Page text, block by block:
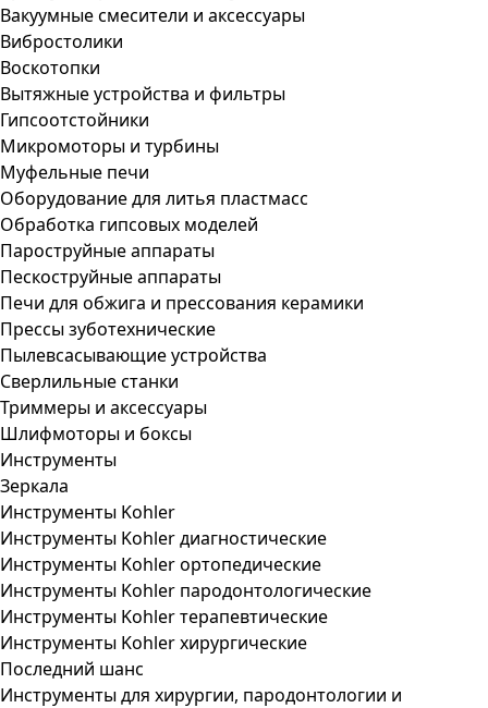
Вакуумные смесители и аксессуары
Вибростолики
Воскотопки
Вытяжные устройства и фильтры
Гипсоотстойники
Микромоторы и турбины
Муфельные печи
Оборудование для литья пластмасс
Обработка гипсовых моделей
Пароструйные аппараты
Пескоструйные аппараты
Печи для обжига и прессования керамики
Прессы зуботехнические
Пылевсасывающие устройства
Сверлильные станки
Триммеры и аксессуары
Шлифмоторы и боксы
Инструменты
Зеркала
Инструменты Kohler
Инструменты Kohler диагностические
Инструменты Kohler ортопедические
Инструменты Kohler пародонтологические
Инструменты Kohler терапевтические
Инструменты Kohler хирургические
Последний шанс
Инструменты для хирургии, пародонтологии и